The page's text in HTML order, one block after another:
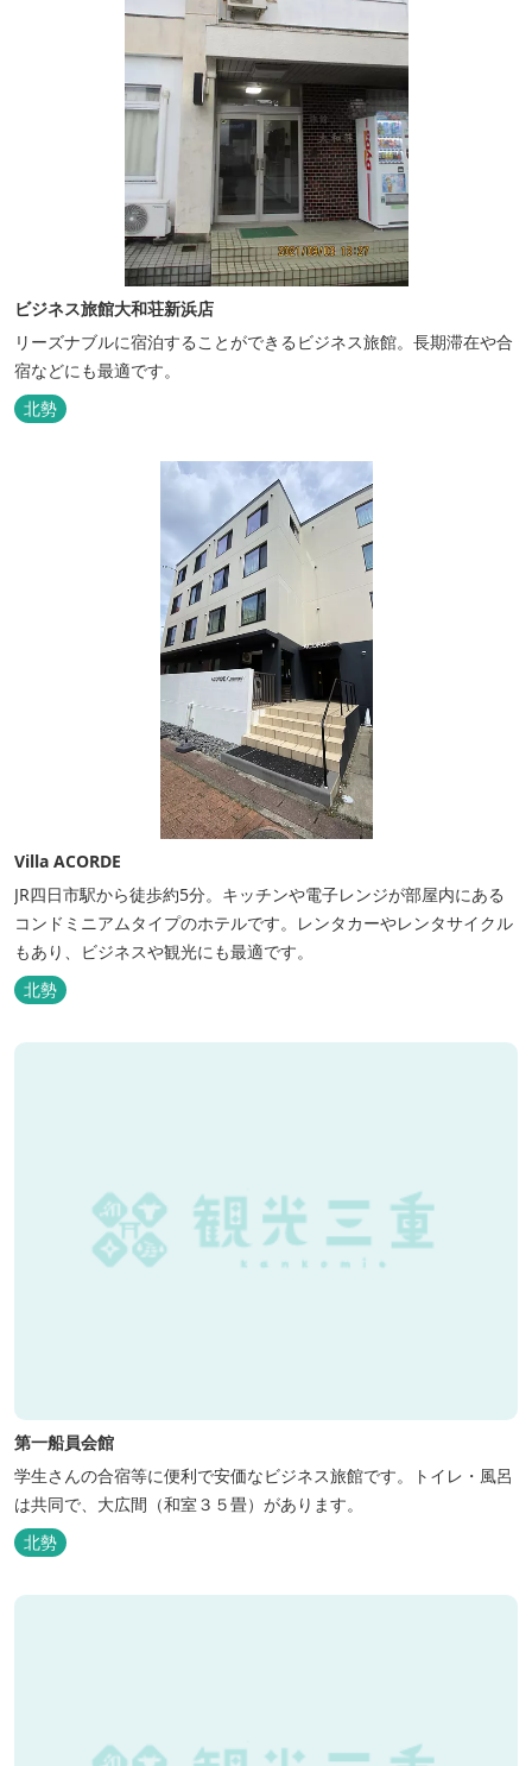
ビジネス旅館大和荘新浜店
リーズナブルに宿泊することができるビジネス旅館。長期滞在や合
宿などにも最適です。
北勢
Villa ACORDE
JR四日市駅から徒歩約5分。キッチンや電子レンジが部屋内にある
コンドミニアムタイプのホテルです。レンタカーやレンタサイクル
もあり、ビジネスや観光にも最適です。
北勢
第一船員会館
学生さんの合宿等に便利で安価なビジネス旅館です。トイレ・風呂
は共同で、大広間（和室３５畳）があります。
北勢